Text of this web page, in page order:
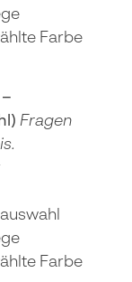
Farbe
Fragen
Farbe